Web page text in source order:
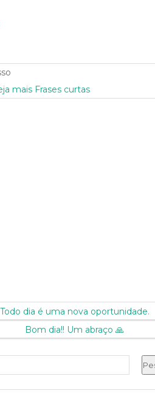
mais Frases curtas
Todo dia é uma nova oportunidade.
Bom dia!! Um abraço 🙏